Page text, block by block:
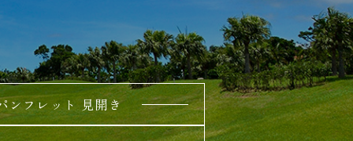
ンフレット 見開き